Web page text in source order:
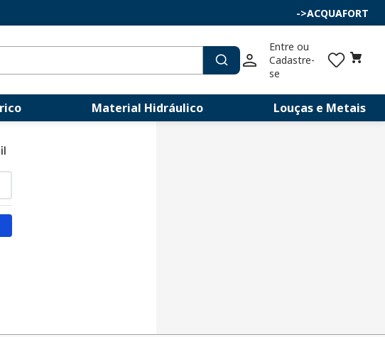
->ACQUAFORT
Entre ou
Cadastre-
se
Material Hidráulico Louças e Metais